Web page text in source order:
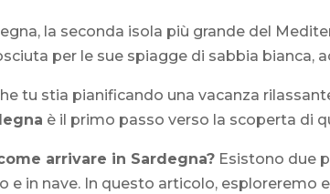
la seconda isola più grande del
per le sue spiagge di sabbia bianca,
tu stia pianificando una vacanza
è il primo passo verso la scoperta di
arrivare in Sardegna? Esistono due
e in nave. In questo articolo, esploreremo